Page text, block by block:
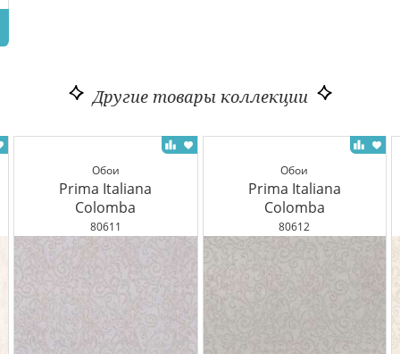
Другие товары коллекции
Обои
Prima Italiana
Colomba
80611
Обои
Prima Italiana
Colomba
80612